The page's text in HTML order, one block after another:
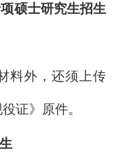
硕士研究生招生
料外，还须上传
证》原件。